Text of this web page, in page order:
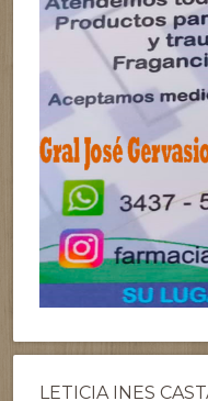
LETICIA INES